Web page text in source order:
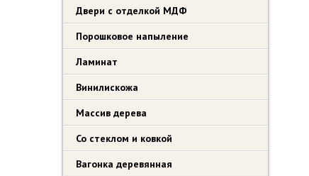
Двери с отделкой МДФ
Порошковое напыление
Ламинат
Винилискожа
Массив дерева
Со стеклом и ковкой
Вагонка деревянная